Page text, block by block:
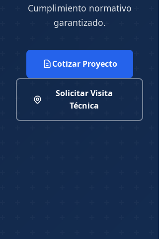
Cumplimiento normativo
garantizado.
Cotizar Proyecto
Solicitar Visita
Técnica